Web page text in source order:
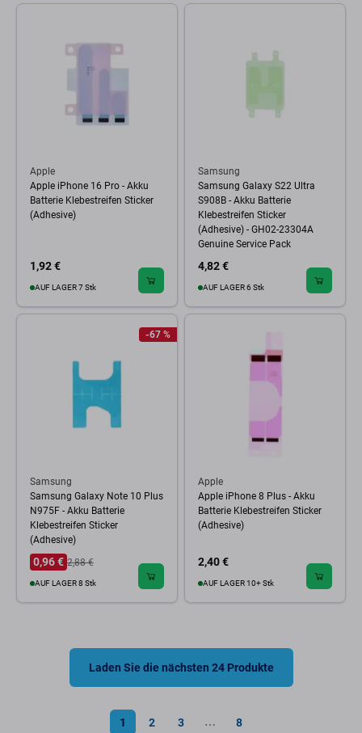
Apple
Apple iPhone 16 Pro - Akku
Batterie Klebestreifen Sticker
(Adhesive)
1,92 €
AUF LAGER 7 Stk
Samsung
Samsung Galaxy S22 Ultra
S908B - Akku Batterie
Klebestreifen Sticker
(Adhesive) - GH02-23304A
Genuine Service Pack
4,82 €
AUF LAGER 6 Stk
-67 %
Samsung
Samsung Galaxy Note 10 Plus
N975F - Akku Batterie
Klebestreifen Sticker
(Adhesive)
0,96 € 2,88 €
AUF LAGER 8 Stk
Apple
Apple iPhone 8 Plus - Akku
Batterie Klebestreifen Sticker
(Adhesive)
2,40 €
AUF LAGER 10+ Stk
Laden Sie die nächsten 24 Produkte
1 2 3 ⋯ 8